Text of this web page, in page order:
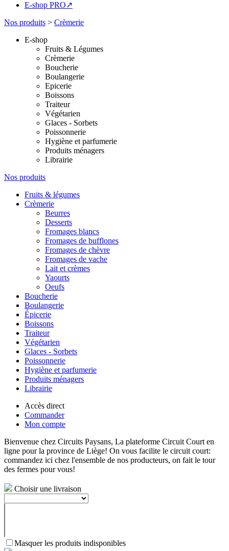
E-shop PRO↗
Nos produits > Crèmerie
E-shop
Fruits & Légumes
Crèmerie
Boucherie
Boulangerie
Epicerie
Boissons
Traiteur
Végétarien
Glaces - Sorbets
Poissonnerie
Hygiène et parfumerie
Produits ménagers
Librairie
Nos produits
Fruits & légumes
Crèmerie
Beurres
Desserts
Fromages blancs
Fromages de bufflones
Fromages de chèvre
Fromages de vache
Lait et crèmes
Yaourts
Oeufs
Boucherie
Boulangerie
Épicerie
Boissons
Traiteur
Végétarien
Glaces - Sorbets
Poissonnerie
Hygiène et parfumerie
Produits ménagers
Librairie
Accès direct
Commander
Mon compte
Bienvenue chez Circuits Paysans, La plateforme Circuit Court en
ligne pour la province de Liège! On vous facilite le circuit court:
commandez ici chez l'ensemble de nos producteurs, on fait le tour
des fermes pour vous!
Choisir une livraison
Masquer les produits indisponibles